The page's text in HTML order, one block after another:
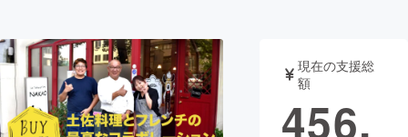
アート・写真 音楽
テクノロジー・ガジェット ゲーム・サ
現在の支援総
額
456,